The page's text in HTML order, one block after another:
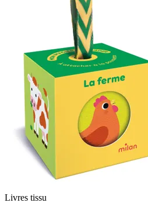
Livres tissu